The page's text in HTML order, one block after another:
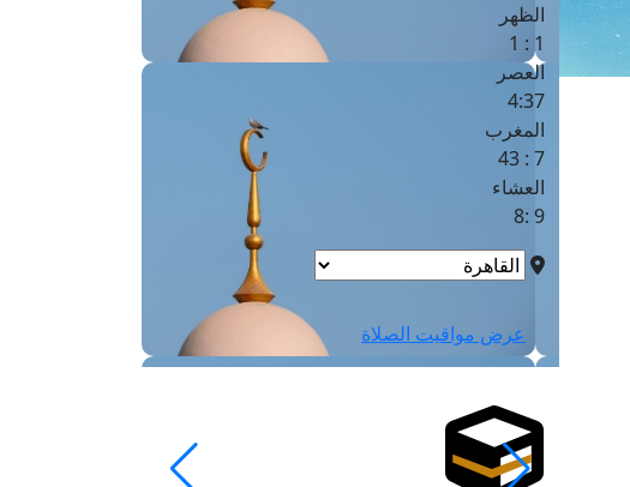
الظهر
1 : 1
العصر
4:37
المغرب
7 : 43
العشاء
9 :8
عرض مواقيت الصلاة